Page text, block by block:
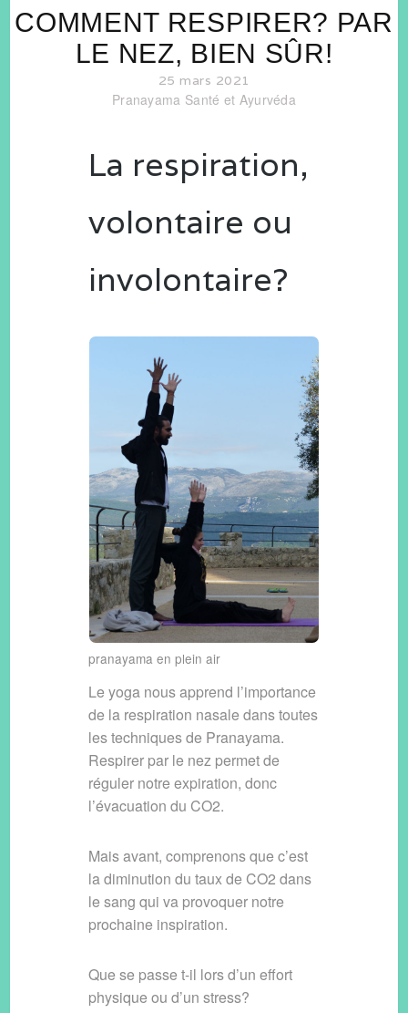
COMMENT RESPIRER? PAR
LE NEZ, BIEN SÛR!
25 mars 2021
Pranayama Santé et Ayurvéda
La respiration,
volontaire ou
involontaire?
pranayama en plein air
Le yoga nous apprend l’importance
de la respiration nasale dans toutes
les techniques de Pranayama.
Respirer par le nez permet de
réguler notre expiration, donc
l’évacuation du CO2.
Mais avant, comprenons que c’est
la diminution du taux de CO2 dans
le sang qui va provoquer notre
prochaine inspiration.
Que se passe t-il lors d’un effort
physique ou d’un stress?